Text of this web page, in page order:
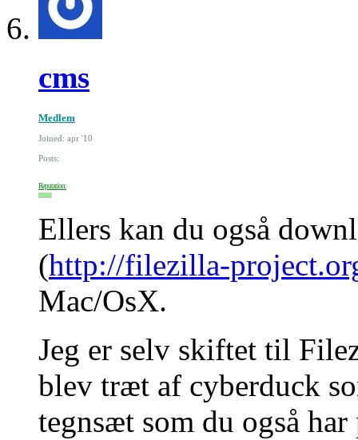
cms
Medlem
Joined: apr '10
Posts:
Reputation:
Ellers kan du også
(http://filezilla-
Mac/OsX.
Jeg er selv skiftet til
blev træt af cyberduck
tegnsæt som du også